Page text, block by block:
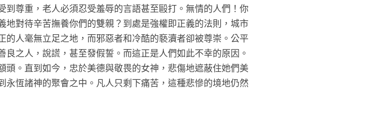
的英雄。然而，最終他們也因爭鬥和戰爭而滅亡。有些人死於
王國而戰；另一些人則戰死於特洛伊的戰場上，為美麗的海倫
結束後，宙斯將他們安置在宇宙邊緣的福島上。這些島嶼閃耀
著安詳而幸福的生活，每年三次，大地會為他們帶來甜美如蜜
代的傳說，並以嘆息作結：“啊！如果我不屬於這第五代人就
早些死去，或晚些出生該有多好！因為這個時代的人們腐敗
又賜給他們更多折磨人的憂慮。但最大的麻煩來自於他們自